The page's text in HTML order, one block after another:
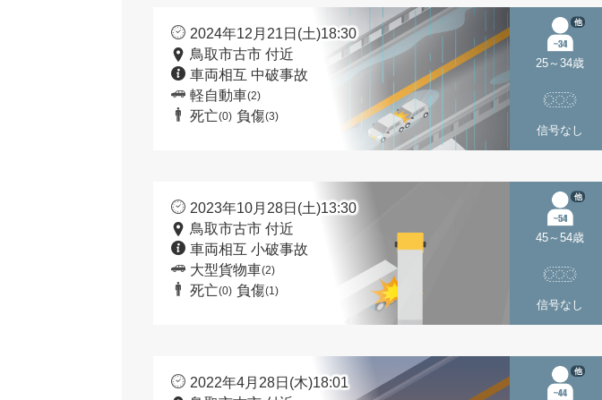
2024年12月21日(土)18:30
鳥取市古市 付近
車両相互 中破事故
軽自動車(2)
死亡(0) 負傷(3)
25～34歳
他
信号なし
2023年10月28日(土)13:30
鳥取市古市 付近
車両相互 小破事故
大型貨物車(2)
死亡(0) 負傷(1)
45～54歳
他
信号なし
2022年4月28日(木)18:01
他